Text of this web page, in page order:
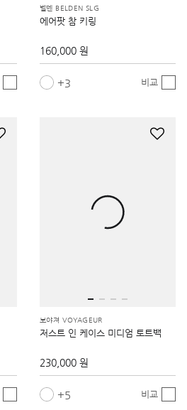
벨덴 BELDEN SLG
에어팟 참 키링
160,000 원
3 비교
보야져 VOYAGEUR
저스트 인 케이스 미디엄 토트백
230,000 원
5 비교